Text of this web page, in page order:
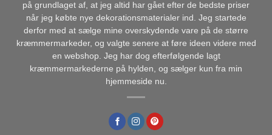
på grundlaget af, at jeg altid har gået efter de bedste priser
når jeg købte nye dekorationsmaterialer ind. Jeg startede
derfor med at sælge mine overskydende vare på de større
kræmmermarkeder, og valgte senere at føre ideen videre med
en webshop. Jeg har dog efterfølgende lagt
kræmmermarkederne på hylden, og sælger kun fra min
hjemmeside nu.